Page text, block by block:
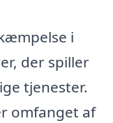
i
der spiller
tjenester.
omfanget af